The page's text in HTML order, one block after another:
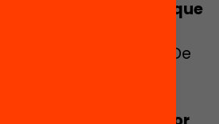
o Canadà fa anys que
i gestió eficient. De
de sistemes
disposen d’un